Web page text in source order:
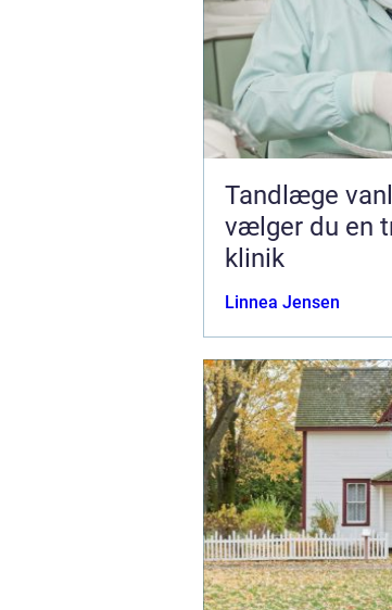
Tandlæge vanløse
vælger du en
klinik
Linnea Jensen